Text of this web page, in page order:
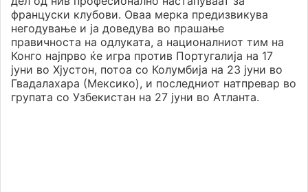
француски клубови. Оваа мерка предизвикува
негодување и ја доведува во прашање
правичноста на одлуката, а националниот тим на
Конго најпрво ќе игра против Португалија на 17
јуни во Хјустон, потоа со Колумбија на 23 јуни во
Гвадалахара (Мексико), и последниот натпревар во
групата со Узбекистан на 27 јуни во Атланта.